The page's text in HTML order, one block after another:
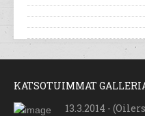
KATSOTUIMMAT
13.3.2014 -